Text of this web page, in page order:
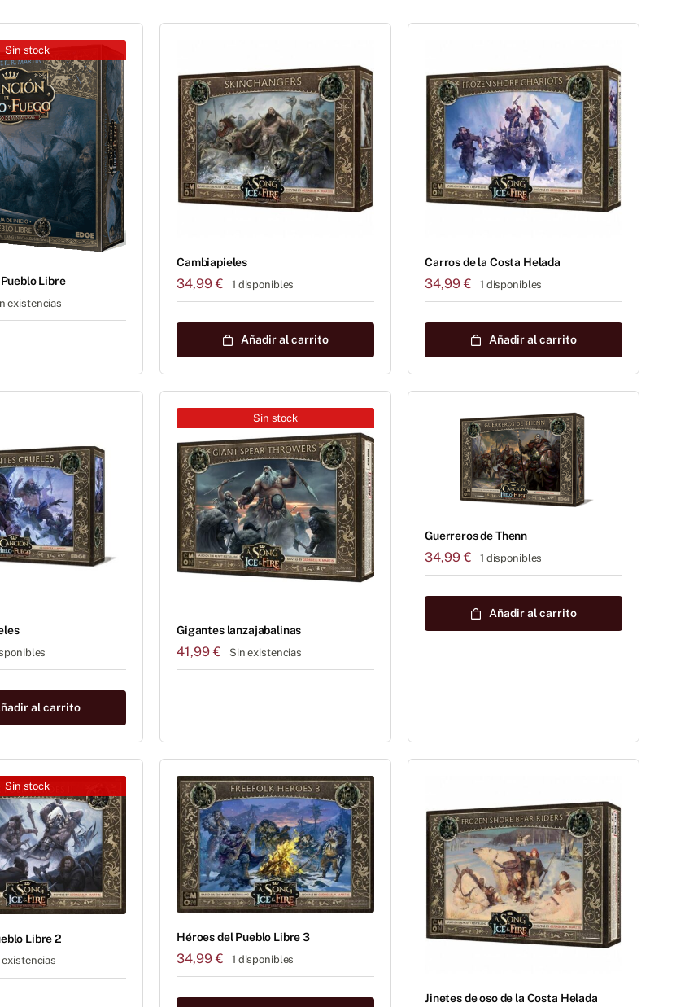
Sin stock
Libre
existencias
Cambiapieles
34,99€ 1 disponibles
Añadir al carrito
Carros de la Costa Helada
34,99€ 1 disponibles
Añadir al carrito
al carrito
Sin stock
Gigantes lanzajabalinas
41,99€ Sin existencias
Guerreros de Thenn
34,99€ 1 disponibles
Añadir al carrito
Sin stock
Libre 2
existencias
Héroes del Pueblo Libre 3
34,99€ 1 disponibles
Jinetes de oso de la Costa Helada